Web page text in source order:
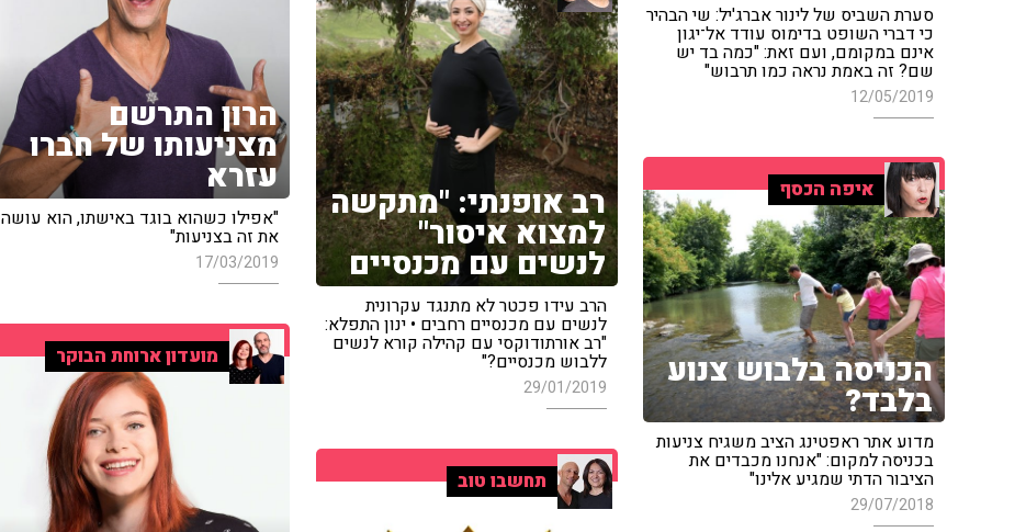
סערת השביס של לינור אברג'יל: שי הבהיר
כי דברי השופט בדימוס עודד אל־יגון
אינם במקומם, ועם זאת: "כמה בד יש
שם? זה באמת נראה כמו תרבוש"
12/05/2019 הרון התרשם
מצניעותו של חברו
עזרא
"אפילו כשהוא בוגד באישתו, הוא עושה
את זה בצניעות"
17/03/2019
רב אופנתי: "מתקשה
למצוא איסור"
לנשים עם מכנסיים
הרב עידו פכטר לא מתנגד עקרונית
לנשים עם מכנסיים רחבים • ינון התפלא:
"רב אורתודוקסי עם קהילה קורא לנשים
ללבוש מכנסיים?"
29/01/2019
איפה הכסף
הכניסה בלבוש צנוע
בלבד?
מדוע אתר ראפטינג הציב משגיח צניעות
בכניסה למקום: "אנחנו מכבדים את
הציבור הדתי שמגיע אלינו"
29/07/2018
מועדון ארוחת הבוקר
תחשבו טוב